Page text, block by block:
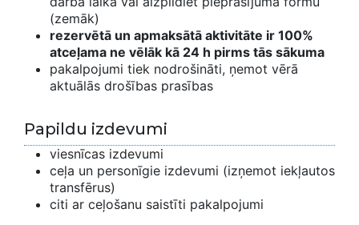
(zemāk)
rezervētā un apmaksātā aktivitāte ir 100%
atceļama ne vēlāk kā 24 h pirms tās sākuma
pakalpojumi tiek nodrošināti, ņemot vērā
aktuālās drošības prasības
Papildu izdevumi
viesnīcas izdevumi
ceļa un personīgie izdevumi (izņemot iekļautos
transfērus)
citi ar ceļošanu saistīti pakalpojumi